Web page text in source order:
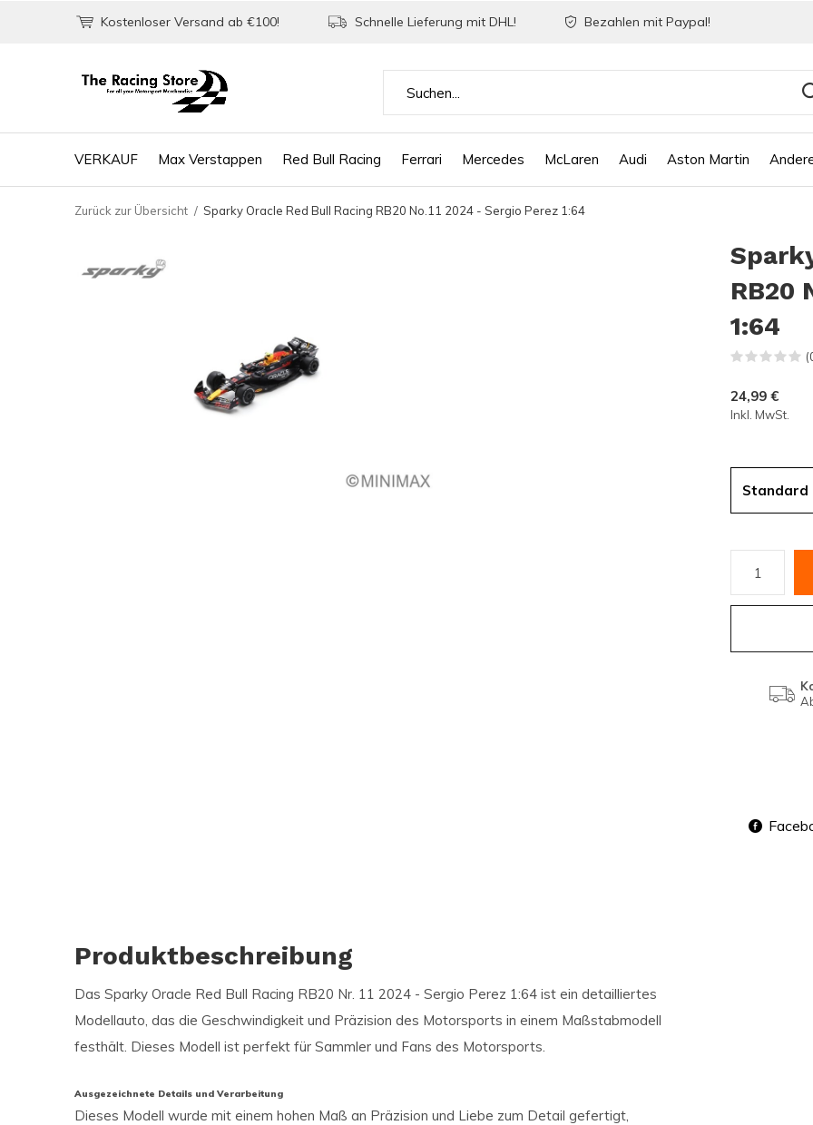
VERKAUF Max Verstappen Red Bull Racing Ferrari Mercedes McLaren Audi Aston Martin
Kostenloser Versand ab €100! Schnelle Lieferung mit DHL! Bezahlen mit Paypal!
Zurück zur Übersicht Sparky Oracle Red Bull Racing RB20 No.11 2024 - Sergio Perez 1:64
RB20
1:64
24,99 €
Inkl. MwSt.
Standard
Produktbeschreibung
Das Sparky Oracle Red Bull Racing RB20 Nr. 11 2024 - Sergio Perez 1:64 ist ein detailliertes
Modellauto, das die Geschwindigkeit und Präzision des Motorsports in einem Maßstabmodell
festhält. Dieses Modell ist perfekt für Sammler und Fans des Motorsports.
Ausgezeichnete Details und Verarbeitung
Dieses Modell wurde mit einem hohen Maß an Präzision und Liebe zum Detail gefertigt,